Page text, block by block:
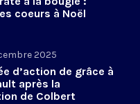
coeurs à Noël
2025
d’action de grâce à
après la
de Colbert